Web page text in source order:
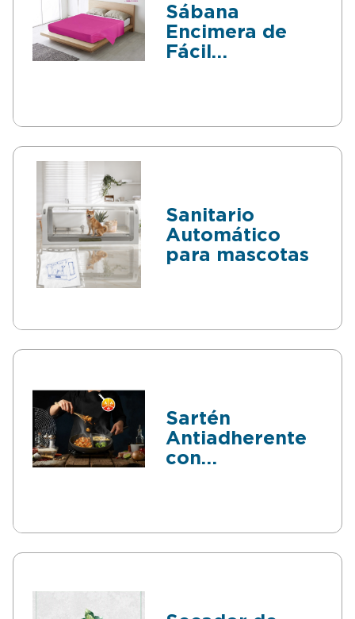
Sábana
Encimera de
Fácil
Sanitario
Automático
para mascotas
Sartén
Antiadherente
con